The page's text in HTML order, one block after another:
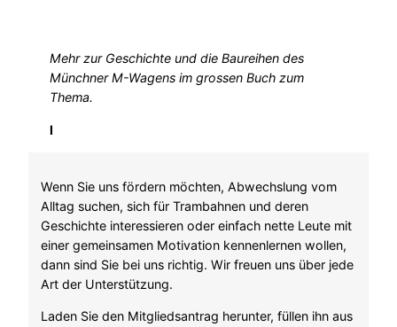
Mehr zur Geschichte und die Baureihen des
Münchner M-Wagens im grossen Buch zum
Thema.
l
Wenn Sie uns fördern möchten, Abwechslung vom
Alltag suchen, sich für Trambahnen und deren
Geschichte interessieren oder einfach nette Leute mit
einer gemeinsamen Motivation kennenlernen wollen,
dann sind Sie bei uns richtig. Wir freuen uns über jede
Art der Unterstützung.
Laden Sie den Mitgliedsantrag herunter, füllen ihn aus